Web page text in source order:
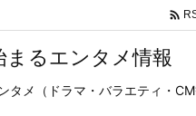
るエンタメ情報
タメ（ドラマ・バラエティ・
